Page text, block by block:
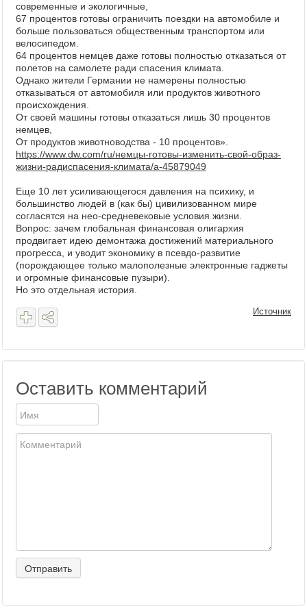
современные и экологичные,
67 процентов готовы ограничить поездки на автомобиле и
больше пользоваться общественным транспортом или
велосипедом.
64 процентов немцев даже готовы полностью отказаться от
полетов на самолете ради спасения климата.
Однако жители Германии не намерены полностью
отказываться от автомобиля или продуктов животного
происхождения.
От своей машины готовы отказаться лишь 30 процентов
немцев,
От продуктов животноводства - 10 процентов».
https://www.dw.com/ru/немцы-готовы-изменить-свой-образ-
жизни-радиспасения-климата/a-45879049
Еще 10 лет усиливающегося давления на психику, и
большинство людей в (как бы) цивилизованном мире
согласятся на нео-средневековые условия жизни.
Вопрос: зачем глобальная финансовая олигархия
продвигает идею демонтажа достижений материального
прогресса, и уводит экономику в псевдо-развитие
(порождающее только малополезные электронные гаджеты
и огромные финансовые пузыри).
Но это отдельная история.
Источник
Оставить комментарий